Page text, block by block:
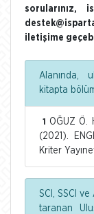
sorularınız,
iletişime
Alanında,
kitapta
1
OĞUZ Ö.
(2021).
Kriter
SCI, SSCI
taranan